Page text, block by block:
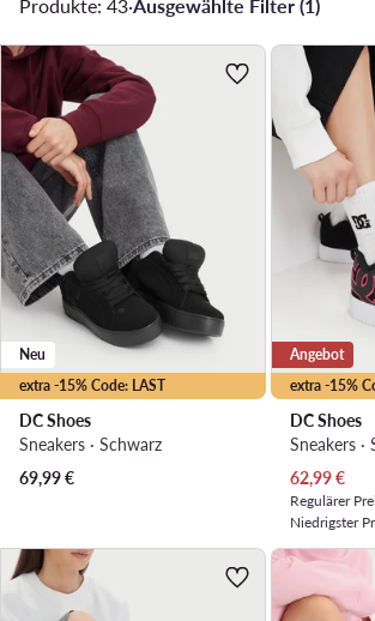
Produkte: 43·Ausgewählte Filter (1)
extra -15% Code: LAST
Neu
DC Shoes
Sneakers · Schwarz
69,99€
extra -15%
Angebot
DC Shoes
Sneakers ·
Aktueller
62,99€
Regulärer
Niedrigster